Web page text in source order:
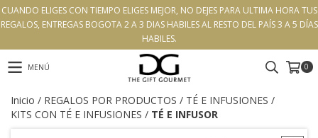
CUANDO ELIGES CON TIEMPO ELIGES MEJOR, NO DEJES PARA ULTIMA HORA TUS
REGALOS, ENTREGAS BOGOTA 2 A 3 DIAS HABILES AL RESTO DEL PAÍS 3 A 5 DÍAS
HABILES.
MENÚ 0
Inicio / REGALOS POR PRODUCTOS / TÉ E INFUSIONES /
KITS CON TÉ E INFUSIONES / TÉ E INFUSOR